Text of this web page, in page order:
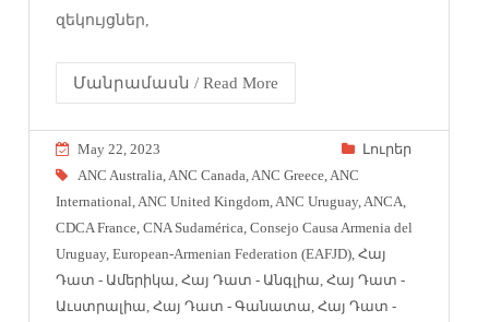
զեկույցներ,
Մանրամասն / Read More
May 22, 2023
Լուրեր
ANC Australia ANC Canada ANC Greece ANC
International ANC United Kingdom ANC Uruguay, ANCA
CDCA France ,CNA Sudamérica ,Consejo Causa Armenia del
Uruguay,European-Armenian Federation (EAFJD) ,Հայ
Դատ - Ամերիկա ,Հայ Դատ - Անգլիա ,Հայ Դատ -
Աւստրալիա ,Հայ Դատ - Գանատա ,Հայ Դատ -